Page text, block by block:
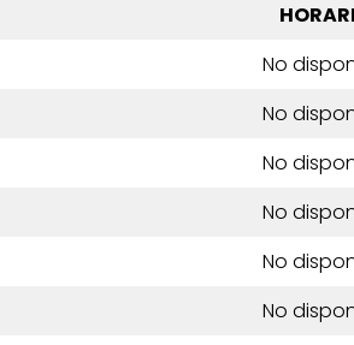
No
No
No
No
No
No